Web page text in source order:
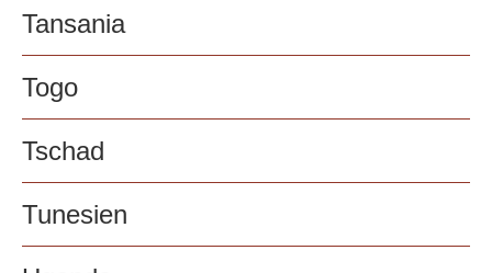
Tansania
Togo
Tschad
Tunesien